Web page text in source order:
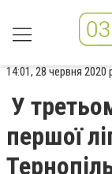
14:01, 28 червня 2020
У
першої